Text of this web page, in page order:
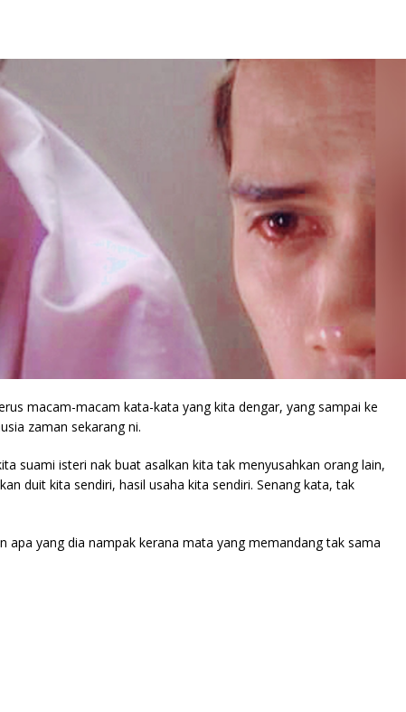
macam-macam kata-kata yang kita dengar, yang sampai ke
zaman sekarang ni.
suami isteri nak buat asalkan kita tak menyusahkan orang lain,
duit kita sendiri, hasil usaha kita sendiri. Senang kata, tak
apa yang dia nampak kerana mata yang memandang tak sama